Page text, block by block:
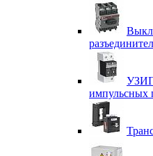
УЗИП
импульсных